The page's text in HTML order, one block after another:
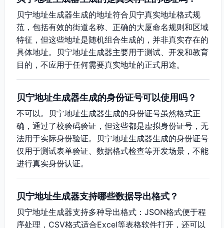
贝宁地址生成器生成的地址符合贝宁真实地址格式规
范，包括有效的街道名称、正确的大厦命名规则和区域
特征，但这些地址是随机组合生成的，并非真实存在的
具体地址。贝宁地址生成器主要用于测试、开发和教育
目的，不应用于任何需要真实地址的正式用途。
贝宁地址生成器生成的身份证号可以使用吗？
不可以。贝宁地址生成器生成的身份证号虽然格式正
确，通过了校验码验证，但这些都是虚拟身份证号，无
法用于实际身份验证。贝宁地址生成器生成的身份证号
仅用于测试表单验证、数据格式检查等开发场景，不能
进行真实身份认证。
贝宁地址生成器支持哪些数据导出格式？
贝宁地址生成器支持多种导出格式：JSON格式便于程
序处理，CSV格式适合Excel等表格软件打开，还可以